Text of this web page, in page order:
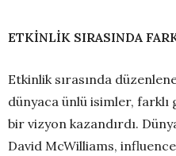
ETKİNLİK SIRASINDA
Etkinlik sırasında
dünyaca ünlü isimler,
bir vizyon kazandırdı.
David McWilliams,